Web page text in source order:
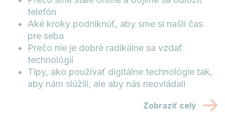
telefón
Aké kroky podniknúť, aby sme si našli čas
pre seba
Prečo nie je dobré radikálne sa vzdať
technológií
Tipy, ako používať digitálne technológie tak,
aby nám slúžili, ale aby nás neovládali
Zobraziť celý